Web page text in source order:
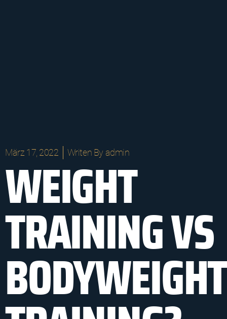
März 17, 2022 Writen By admin
WEIGHT
TRAINING VS
BODYWEIGHT